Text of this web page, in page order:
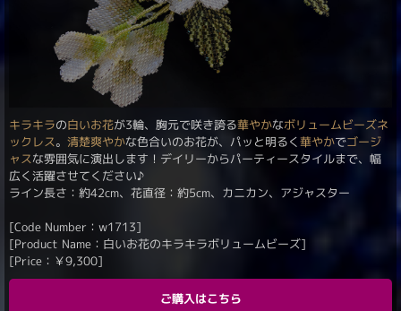
キラキラの白いお花が3輪、胸元で咲き誇る華やかなボリュームビーズネ
ックレス。 清楚爽やかな色合いのお花が、パッと明るく華やかでゴージ
ャスな雰囲気に演出します！デイリーからパーティースタイルまで、幅
広く活躍させてください♪
ライン長さ：約42cm、花直径：約5cm、カニカン、アジャスター
[Code Number：w1713]
[Product Name：白いお花のキラキラボリュームビーズ]
[Price： ￥9,300]
ご購入はこちら